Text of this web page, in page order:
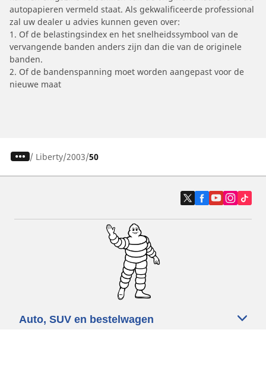
autopapieren vermeld staat. Als gekwalificeerde professional
zal uw dealer u advies kunnen geven over:
1. Of de belastingsindex en het snelheidssymbool van de
vervangende banden anders zijn dan die van de originele
banden.
2. Of de bandenspanning moet worden aangepast voor de
nieuwe maat
/ Liberty 2003 50
Auto, SUV en bestelwagen